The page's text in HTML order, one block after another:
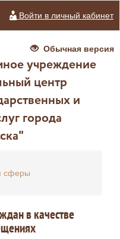
Войти в личный кабинет
Обычная версия
учреждение
центр
и
города
сферы
в качестве